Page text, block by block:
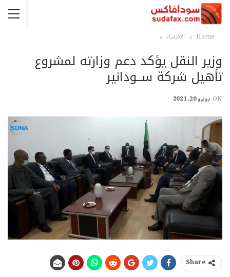
Home الاقتصاد
وزير النقل يؤكد دعم وزارته لمشروع
تأهيل شركة ســودانير
ON يونيو 20, 2021
Share